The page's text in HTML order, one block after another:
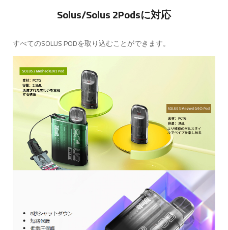
Solus/Solus 2Podsに対応
すべてのSOLUS PODを取り込むことができます。